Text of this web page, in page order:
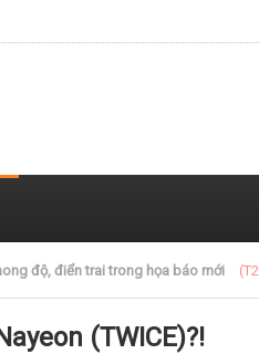
trong loạt ảnh gần đây (T2) 07/05/
(TWICE)?!